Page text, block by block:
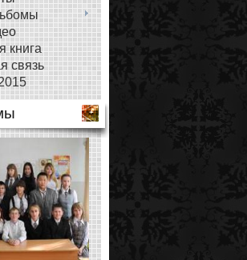
книга
связь